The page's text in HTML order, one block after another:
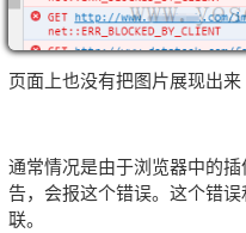
页面上也没有把图片展现出来
通常情况是由于浏览器中的
告，会报这个错误。这个错
联。